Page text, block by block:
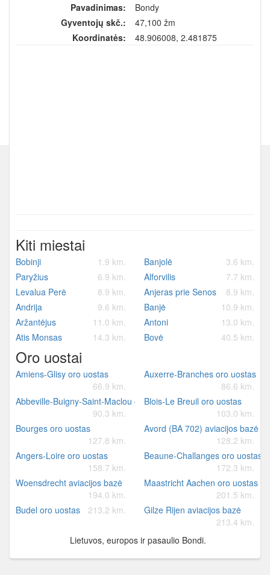
Pavadinimas:
Bondy
Gyventojų skč.:
47,100 žm
Koordinatės:
48.906008, 2.481875
Kiti miestai
Bobinji 1.9 km. Banjolė
3.6 km.
Paryžius
6.9 km. Alforvilis
7.7 km.
Levalua Perė
8.9 km. Anjeras prie Senos
8.9 km.
Andrija
9.6 km. Banjė
10.9 km.
Aržantėjus
11.0 km. Antoni
13.0 km.
Atis Monsas
14.3 km. Bovė 40.5 km.
Oro uostai
Amiens-Glisy oro uostas
66.9 km.
Auxerre-Branches oro uostas
86.6 km.
Abbeville-Buigny-Saint-Maclou oro uostas
90.3 km.
Blois-Le Breuil oro uostas
103.0 km.
Bourges oro uostas
127.8 km.
Avord (BA 702) aviacijos bazė
128.2 km.
Angers-Loire oro uostas
158.7 km.
Beaune-Challanges oro uostas
172.3 km.
Woensdrecht aviacijos bazė
194.0 km.
Maastricht Aachen oro uostas
201.5 km.
Budel oro uostas
213.2 km.
Gilze Rijen aviacijos bazė
213.4 km.
Lietuvos, europos ir pasaulio Bondi.